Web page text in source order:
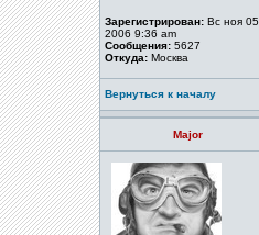
Зарегистрирован: Вс ноя 05,
2006 9:36 am
Сообщения: 5627
Откуда: Москва
Вернуться к началу
Major